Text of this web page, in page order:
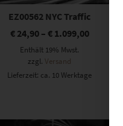
EZ00562 NYC Traffic
€24,90– €1.099,00
Enthält 19% Mwst.
zzgl.Versand
Lieferzeit: ca. 10 Werktage
Dieses Produkt weist mehrere Varianten auf. Die Optionen können auf der Produktseite gewählt werden